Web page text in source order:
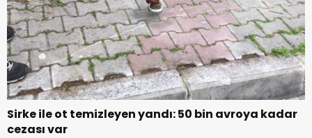
Sirke ile ot temizleyen yandı: 50 bin avroya kadar
cezası var